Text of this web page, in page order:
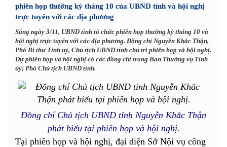
phiên họp thường kỳ tháng 10 của UBND tỉnh và hội nghị
trực tuyến với các địa phương
Sáng ngày 3/11, UBND tỉnh tổ chức phiên họp thường kỳ tháng 10 và
hội nghị trực tuyến với các địa phương. Đồng chí Nguyễn Khắc Thận,
Phó Bí thư Tỉnh uỷ, Chủ tịch UBND tỉnh chủ trì phiên họp và hội nghị.
Dự phiên họp và hội nghị có các đồng chí trong Ban Thường vụ Tỉnh
ủy; Phó Chủ tịch UBND tỉnh.
Đồng chí Chủ tịch UBND tỉnh Nguyễn Khắc Thận
phát biểu tại phiên họp và hội nghị.
Tại phiên họp và hội nghị, đại diện Sở Nội vụ công